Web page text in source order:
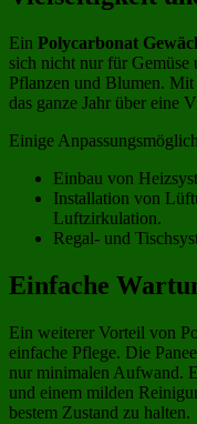
Ein Polycarbonat
sich nicht nur für Gemüse
Pflanzen und Blumen.
das ganze Jahr über eine
Einige
Einbau von
Installation von
Luftzirkulation.
Regal- und
Einfache
Ein weiterer Vorteil von
einfache Pflege. Die
nur minimalen Aufwand.
und einem milden
bestem Zustand zu halten.